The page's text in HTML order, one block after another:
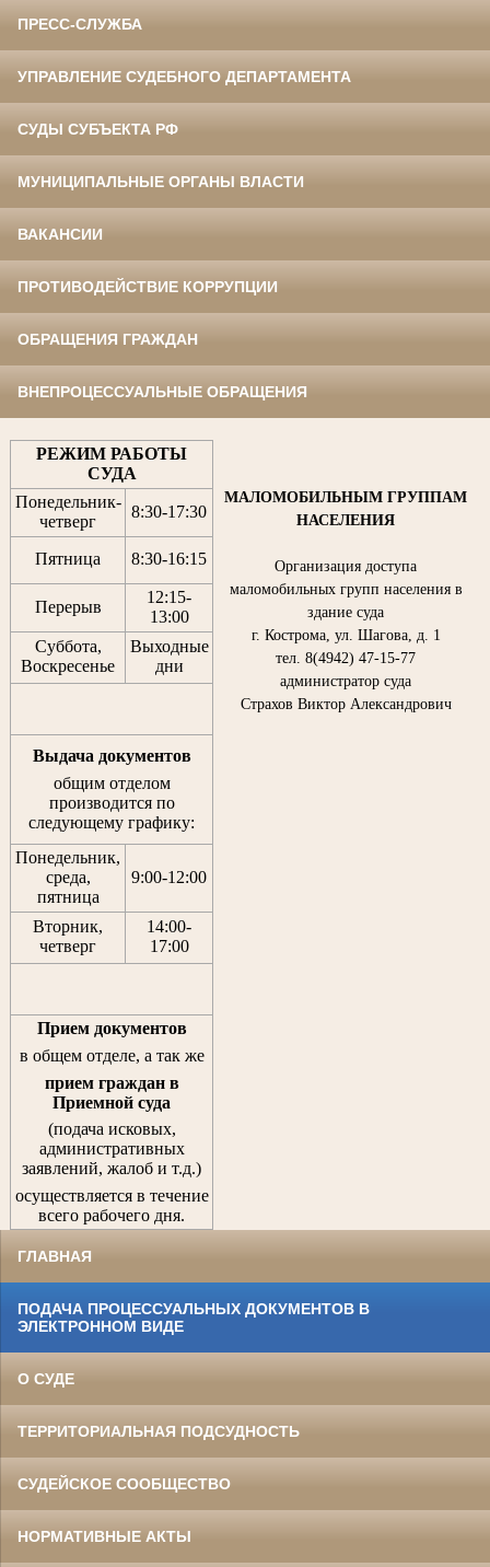
ПРЕСС-СЛУЖБА
УПРАВЛЕНИЕ СУДЕБНОГО ДЕПАРТАМЕНТА
СУДЫ СУБЪЕКТА РФ
МУНИЦИПАЛЬНЫЕ ОРГАНЫ ВЛАСТИ
ВАКАНСИИ
ПРОТИВОДЕЙСТВИЕ КОРРУПЦИИ
ОБРАЩЕНИЯ ГРАЖДАН
ВНЕПРОЦЕССУАЛЬНЫЕ ОБРАЩЕНИЯ
РЕЖИМ РАБОТЫ
СУДА
Понедельник-
четверг
8:30-17:30
Пятница 8:30-16:15
Перерыв
12:15-
13:00
Суббота,
Воскресенье
Выходные
дни
Выдача документов
общим отделом
производится по
следующему графику:
Понедельник,
среда,
пятница
9:00-12:00
Вторник,
четверг
14:00-
17:00
Прием документов
в общем отделе, а так же
прием граждан в
Приемной суда
(подача исковых,
административных
заявлений, жалоб и т.д.)
осуществляется в течение
всего рабочего дня.
МАЛОМОБИЛЬНЫМ ГРУППАМ
НАСЕЛЕНИЯ
Организация доступа
маломобильных групп населения в
здание суда
г. Кострома, ул. Шагова, д. 1
тел. 8(4942) 47-15-77
администратор суда
Страхов Виктор Александрович
ГЛАВНАЯ
ПОДАЧА ПРОЦЕССУАЛЬНЫХ ДОКУМЕНТОВ В
ЭЛЕКТРОННОМ ВИДЕ
О СУДЕ
ТЕРРИТОРИАЛЬНАЯ ПОДСУДНОСТЬ
СУДЕЙСКОЕ СООБЩЕСТВО
НОРМАТИВНЫЕ АКТЫ